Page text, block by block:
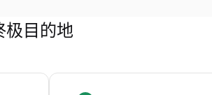
极目的地